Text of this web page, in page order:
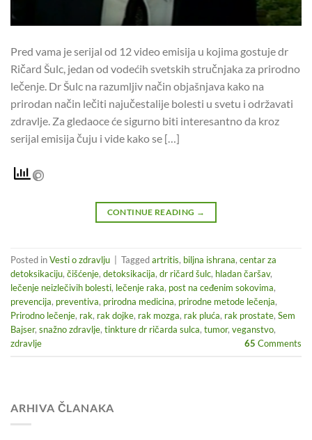
Pred vama je serijal od 12 video emisija u kojima gostuje dr
Ričard Šulc, jedan od vodećih svetskih stručnjaka za prirodno
lečenje. Dr Šulc na razumljiv način objašnjava kako na
prirodan način lečiti najučestalije bolesti u svetu i održavati
zdravlje. Za gledaoce će sigurno biti interesantno da kroz
serijal emisija čuju i vide kako se […]
CONTINUE READING →
Posted inVesti o zdravlju Taggedartritis, biljna ishrana, centar za
detoksikaciju, čišćenje, detoksikacija, dr ričard šulc, hladan čaršav,
lečenje neizlečivih bolesti, lečenje raka, post na ceđenim sokovima,
prevencija, preventiva, prirodna medicina, prirodne metode lečenja,
Prirodno lečenje, rak, rak dojke, rak mozga, rak pluća, rak prostate, Sem
Bajser, snažno zdravlje, tinkture dr ričarda sulca, tumor, veganstvo,
zdravlje
65 Comments
ARHIVA ČLANAKA